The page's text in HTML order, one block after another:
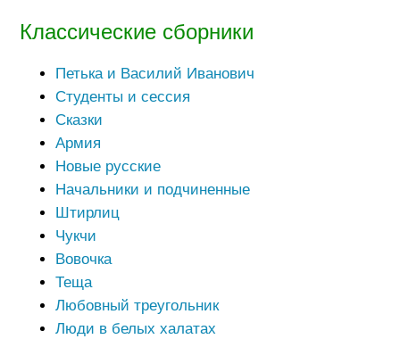
Классические сборники
Петька и Василий Иванович
Студенты и сессия
Сказки
Армия
Новые русские
Начальники и подчиненные
Штирлиц
Чукчи
Вовочка
Теща
Любовный треугольник
Люди в белых халатах